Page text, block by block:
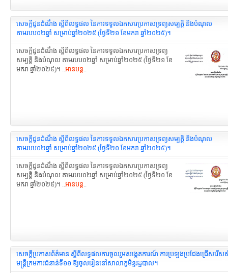
សេចក្តីជូនដំណឹង ស្តីពីលទ្ធផល នៃការទទួលឯកសារប្រកាសទ្រព្យសម្បត្តិ និងបំណុល
តាមរបប០២ឆ្នាំ សម្រាប់ឆ្នាំ២០២៥ (ថ្ងៃទី២១ ខែមករា ឆ្នាំ២០២៥)។
សេចក្តីជូនដំណឹង ស្តីពីលទ្ធផល នៃការទទួលឯកសារប្រកាសទ្រព្យ
សម្បត្តិ និងបំណុល តាមរបប០២ឆ្នាំ សម្រាប់ឆ្នាំ២០២៥ (ថ្ងៃទី២១ ខែ
មករា ឆ្នាំ២០២៥)។ ..អានបន្ត..
សេចក្តីជូនដំណឹង ស្តីពីលទ្ធផល នៃការទទួលឯកសារប្រកាសទ្រព្យសម្បត្តិ និងបំណុល
តាមរបប០២ឆ្នាំ សម្រាប់ឆ្នាំ២០២៥ (ថ្ងៃទី២០ ខែមករា ឆ្នាំ២០២៥)។
សេចក្តីជូនដំណឹង ស្តីពីលទ្ធផល នៃការទទួលឯកសារប្រកាសទ្រព្យ
សម្បត្តិ និងបំណុល តាមរបប០២ឆ្នាំ សម្រាប់ឆ្នាំ២០២៥ (ថ្ងៃទី២០ ខែ
មករា ឆ្នាំ២០២៥)។ ..អានបន្ត..
សេចក្តីប្រកាសព័ត៌មាន ស្ដីពីលទ្ធផលការចូលរួមសង្កេតការណ៍ ការប្រឡងប្រជែងជ្រើសរើ
មន្ត្រីក្រមការជំនាន់ទី១១ ឱ្យចូលរៀននៅសាលាភូមិន្ទរដ្ឋបាល។